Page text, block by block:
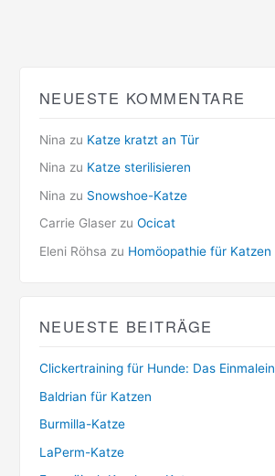
NEUESTE KOMMENTARE
Nina zu Katze kratzt an Tür
Nina zu Katze sterilisieren
Nina zu Snowshoe-Katze
Carrie Glaserzu Ocicat
Eleni Röhsa zu Homöopathie für Katzen
NEUESTE BEITRÄGE
Clickertraining für Hunde: Das
Baldrian für Katzen
Burmilla-Katze
LaPerm-Katze